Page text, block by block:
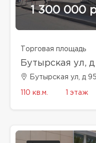
1 300 000
Торговая площадь
Бутырская ул, д
Бутырская ул, д 95
110 кв.м. 1 этаж